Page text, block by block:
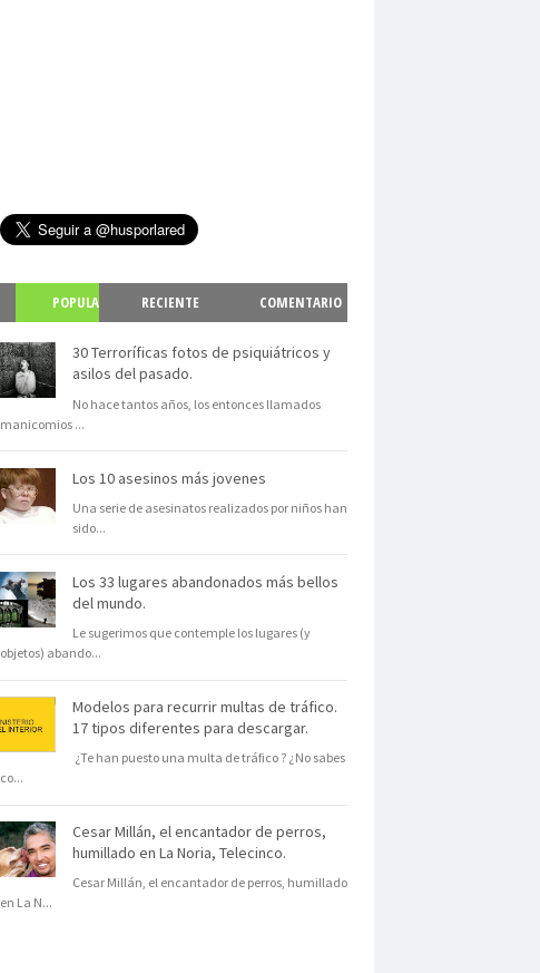
POPULA
R
RECIENTE
COMENTARIO
S
30 Terroríficas fotos de psiquiátricos y
asilos del pasado.
No hace tantos años, los entonces llamados
manicomios ...
Los 10 asesinos más jovenes
Una serie de asesinatos realizados por niños han
sido...
Los 33 lugares abandonados más bellos
del mundo.
Le sugerimos que contemple los lugares (y
objetos) abando...
Modelos para recurrir multas de tráfico.
17 tipos diferentes para descargar.
¿Te han puesto una multa de tráfico ? ¿No sabes
co...
Cesar Millán, el encantador de perros,
humillado en La Noria, Telecinco.
Cesar Millán, el encantador de perros, humillado
en La N...